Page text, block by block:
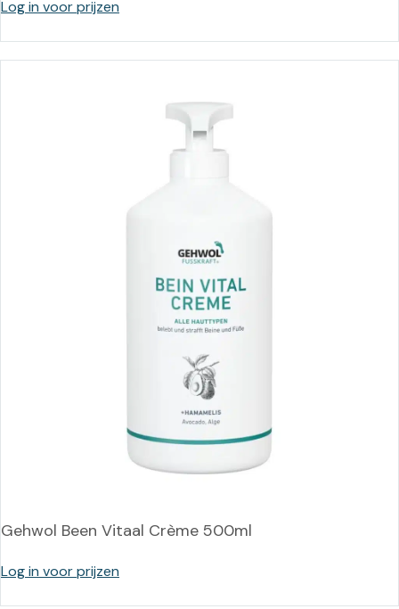
Log in voor prijzen
Gehwol Been Vitaal Crème 500ml
Log in voor prijzen